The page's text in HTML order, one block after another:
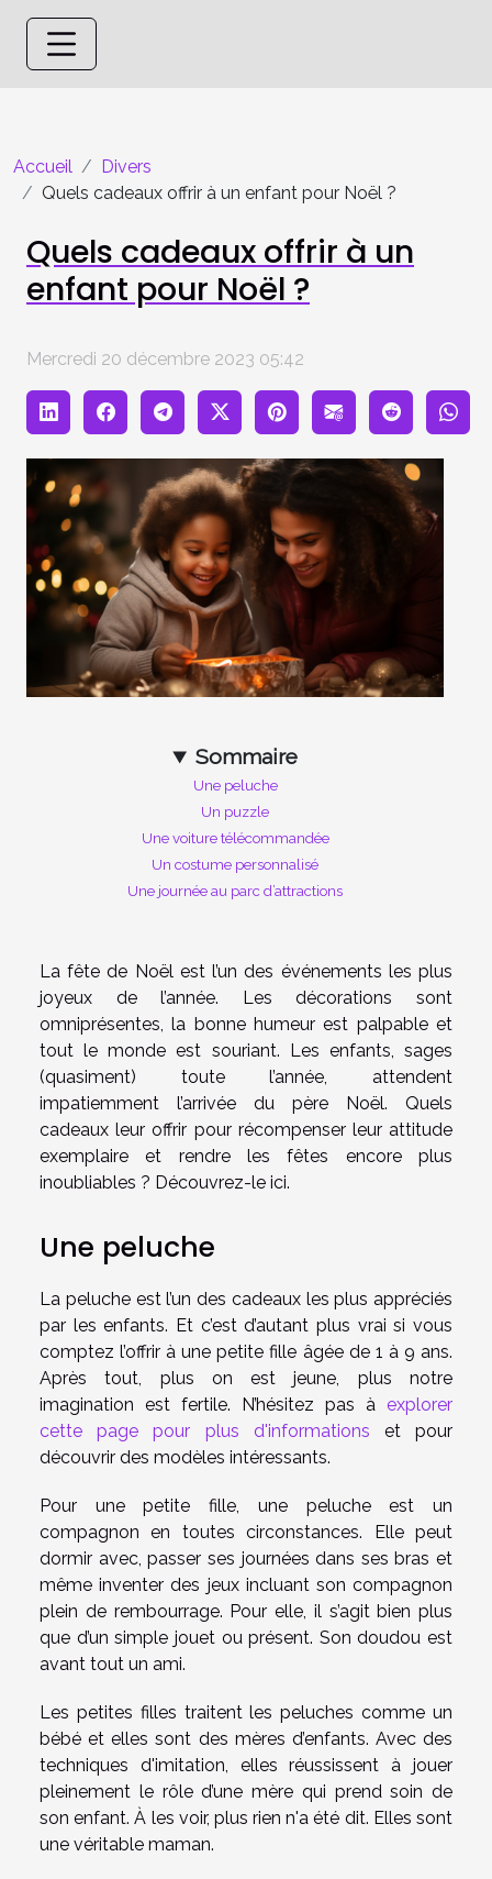
Accueil
Divers
Quels cadeaux offrir à un enfant pour Noël ?
Quels cadeaux offrir à un
enfant pour Noël ?
Mercredi 20 décembre 2023 05:42
Sommaire
Une peluche
Un puzzle
Une voiture télécommandée
Un costume personnalisé
Une journée au parc d’attractions
La fête de Noël est l’un des événements les plus
joyeux de l’année. Les décorations sont
omniprésentes, la bonne humeur est palpable et
tout le monde est souriant. Les enfants, sages
(quasiment) toute l’année, attendent
impatiemment l’arrivée du père Noël. Quels
cadeaux leur offrir pour récompenser leur attitude
exemplaire et rendre les fêtes encore plus
inoubliables ? Découvrez-le ici.
Une peluche
La peluche est l’un des cadeaux les plus appréciés
par les enfants. Et c’est d’autant plus vrai si vous
comptez l’offrir à une petite fille âgée de 1 à 9 ans.
Après tout, plus on est jeune, plus notre
imagination est fertile. N’hésitez pas à explorer
cette page pour plus d'informations et pour
découvrir des modèles intéressants.
Pour une petite fille, une peluche est un
compagnon en toutes circonstances. Elle peut
dormir avec, passer ses journées dans ses bras et
même inventer des jeux incluant son compagnon
plein de rembourrage. Pour elle, il s’agit bien plus
que d’un simple jouet ou présent. Son doudou est
avant tout un ami.
Les petites filles traitent les peluches comme un
bébé et elles sont des mères d’enfants. Avec des
techniques d'imitation, elles réussissent à jouer
pleinement le rôle d’une mère qui prend soin de
son enfant. À les voir, plus rien n'a été dit. Elles sont
une véritable maman.